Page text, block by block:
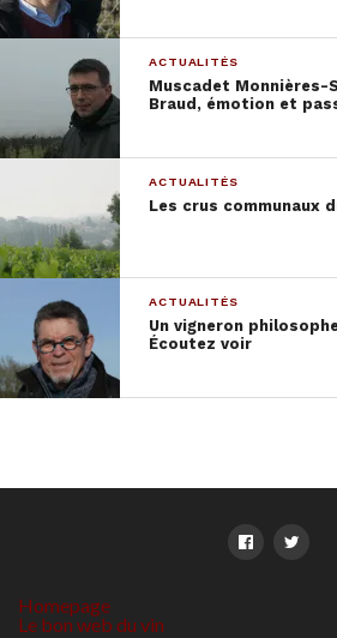
ACTUALITÉS
Muscadet Monnières-
Braud, émotion et
ACTUALITÉS
Les crus communaux
ACTUALITÉS
Un vigneron
Écoutez voir
Homepage
Le bon web du vin